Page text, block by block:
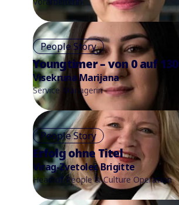
People Story
Youngtimer – von 0 auf 130
Visekruna Marijana
Service Managerin
People Story
Erfolg ohne Titel
Virag-Zvetolec Brigitte
Head of People & Culture Operation